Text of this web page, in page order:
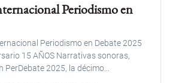
Periodismo en
Periodismo en Debate 2025
15 AÑOS Narrativas sonoras,
PerDebate 2025, la décimo...